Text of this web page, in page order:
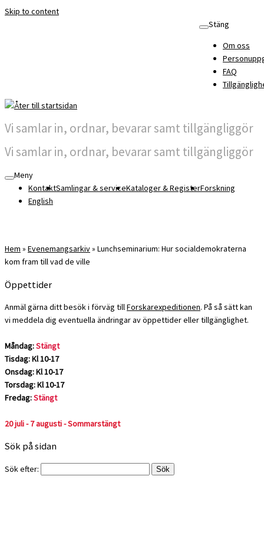
Skip to content
Stäng
Om oss
FAQ
Vi samlar in, ordnar, bevarar samt tillgängliggör
Vi samlar in, ordnar, bevarar samt tillgängliggör
Meny
KontaktSamlingar & serviceKataloger & RegisterForskning
English
Hem » Evenemangsarkiv» Lunchseminarium: Hur socialdemokraterna
kom fram till vad de ville
Öppettider
Anmäl gärna ditt besök i förväg tillForskarexpeditionen. På så sätt kan
vi meddela dig eventuella ändringar av öppettider eller tillgänglighet.
Måndag:Stängt
Tisdag: Kl 10-17
Onsdag: Kl 10-17
Torsdag: Kl 10-17
Fredag:Stängt
20 juli - 7 augusti - Sommarstängt
Sök på sidan
Sök efter: